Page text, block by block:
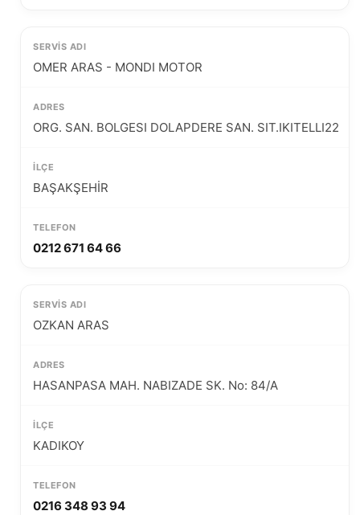
OMER ARAS - MONDI MOTOR
ORG. SAN. BOLGESI DOLAPDERE SAN. SIT.IKITELLI22
BAŞAKŞEHİR
0212 671 64 66
OZKAN ARAS
HASANPASA MAH. NABIZADE SK. No: 84/A
KADIKOY
0216 348 93 94